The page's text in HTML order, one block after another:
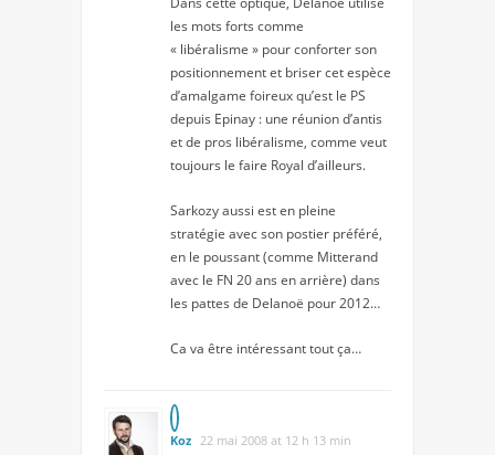
les mots forts comme
« libéralisme » pour conforter son
positionnement et briser cet espèce
d’amalgame foireux qu’est le PS
depuis Epinay : une réunion d’antis
et de pros libéralisme, comme veut
toujours le faire Royal d’ailleurs.
Sarkozy aussi est en pleine
stratégie avec son postier préféré,
en le poussant (comme Mitterand
avec le FN 20 ans en arrière) dans
les pattes de Delanoë pour 2012…
Ca va être intéressant tout ça…
Koz 22 mai 2008 at 12 h 13 min